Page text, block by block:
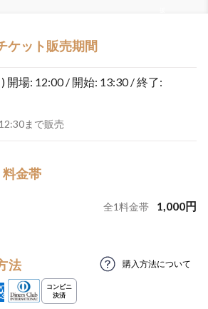
ケット販売期間
開場: 12:00 / 開始: 13:30 / 終了:
まで販売
金帯
全1料金帯 1,000円
法 購入方法について